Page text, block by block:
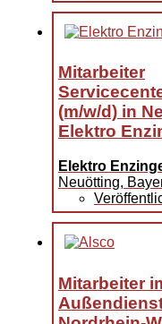
Mitarbeiter
(m/w/d) in
Elektro
Elektro
Neuötting,
Mitarbeiter